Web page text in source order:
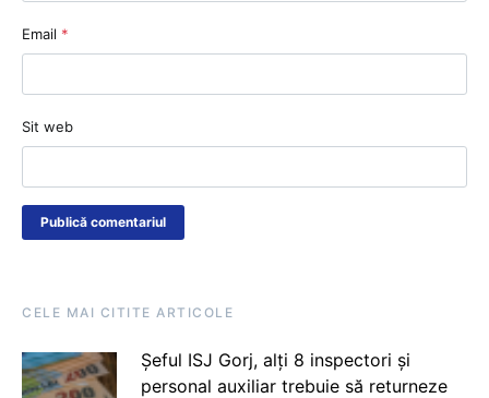
Email *
Sit web
CELE MAI CITITE ARTICOLE
Șeful ISJ Gorj, alți 8 inspectori și
personal auxiliar trebuie să returneze